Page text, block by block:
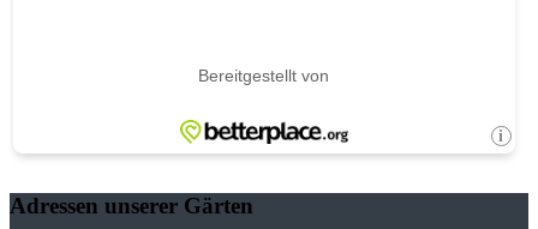
Adressen unserer Gärten